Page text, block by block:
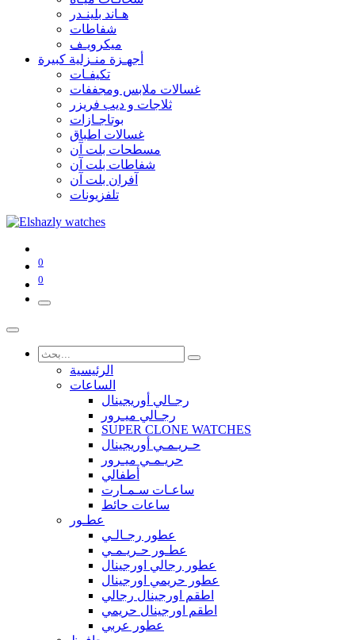
هـاند بلينـدر
شفاطات
ميكرويـف
أجهـزة منـزلية كبيرة
تكيفـات
غسالات ملابس ومجففات
ثلاجات و ديب فريزر
بوتاجـازات
غسالات اطباق
مسطحات بلت آن
شفاطات بلت آن
آفران بلت آن
تلفزيونات
0
0
الرئيسية
الساعات
رجـالي أوريجينال
رجـالي ميـرور
SUPER CLONE WATCHES
حـريـمـي أوريجينال
حريـمـي ميـرور
أطفالي
ساعـات سـمـارت
ساعات حائط
عطـور
عطور رجـالـي
عطـور حـريـمـي
عطور رجالي اورجينال
عطور حريمي اورجينال
اطقم اورجينال رجالي
اطقم اورجينال حريمي
عطور عربي